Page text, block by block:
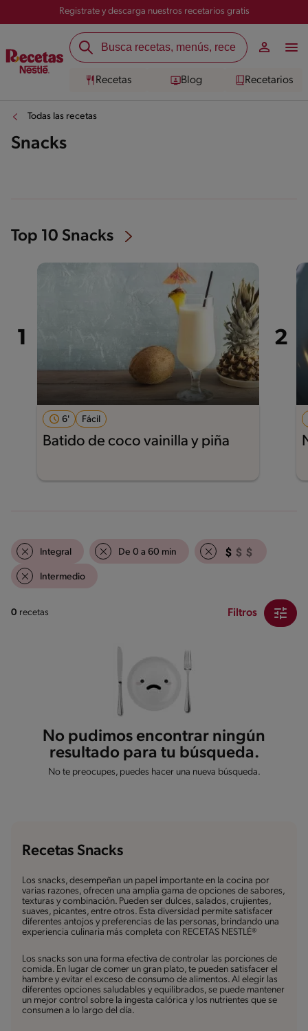
Registrate y descarga nuestros recetarios gratis
Recetas Blog Recetarios
Todas las recetas
Snacks
Top 10 Snacks
6' Fácil
Batido de coco vainilla y piña
Integral De 0 a 60 min
Intermedio
0 recetas Filtros
No pudimos encontrar ningún
resultado para tu búsqueda.
No te preocupes, puedes hacer una nueva búsqueda.
Recetas Snacks
Los snacks, desempeñan un papel importante en la cocina por
varias razones, ofrecen una amplia gama de opciones de sabores,
texturas y combinación. Pueden ser dulces, salados, crujientes,
suaves, picantes, entre otros. Esta diversidad permite satisfacer
diferentes antojos y preferencias de las personas, brindando una
experiencia culinaria más completa con RECETAS NESTLÉ®
Los snacks son una forma efectiva de controlar las porciones de
comida. En lugar de comer un gran plato, te pueden satisfacer el
hambre y evitar el exceso de consumo de alimentos. Al elegir las
diferentes opciones saludables y equilibrados, se puede mantener
un mejor control sobre la ingesta calórica y los nutrientes que se
consumen a lo largo del día.